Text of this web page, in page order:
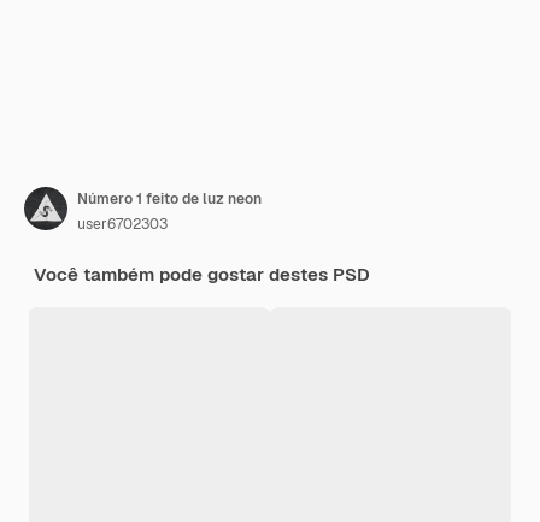
Número 1 feito de luz neon
user6702303
Você também pode gostar destes PSD